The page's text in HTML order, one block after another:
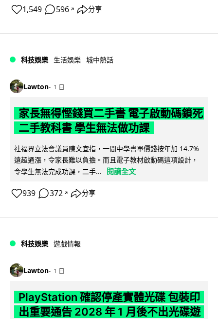
1,549 596 ↗ 分享
科技娛樂 生活娛樂 城中熱話
Lawton 1 日
家長無得慳錢買二手書 電子啟動碼鎖死
二手教科書 學生無法做功課
社福界立法會議員陳文宜指，一間中學書單價錢按年加 14.7%
遠超通漲，令家長難以負擔。而且電子教材啟動碼這項設計，
令學生無法完成功課，二手...
閱讀全文
939 372 ↗ 分享
科技娛樂 遊戲情報
Lawton 1 日
PlayStation 確認停產實體光碟 包裝印
出重要通告 2028 年 1 月後不出光碟遊